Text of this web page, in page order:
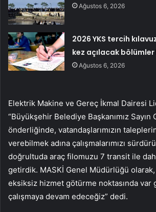
Ağustos 6, 2026
2026 YKS tercih
kez açılacak
Ağustos 6, 2026
Elektrik Makine ve Gereç İkmal Dairesi
“Büyükşehir Belediye Başkanımız Sayın
önderliğinde, vatandaşlarımızın
verebilmek adına çalışmalarımızı
doğrultuda araç filomuzu 7 transit ile
getirdik. MASKİ Genel Müdürlüğü olarak,
eksiksiz hizmet götürme noktasında var
çalışmaya devam edeceğiz” dedi.